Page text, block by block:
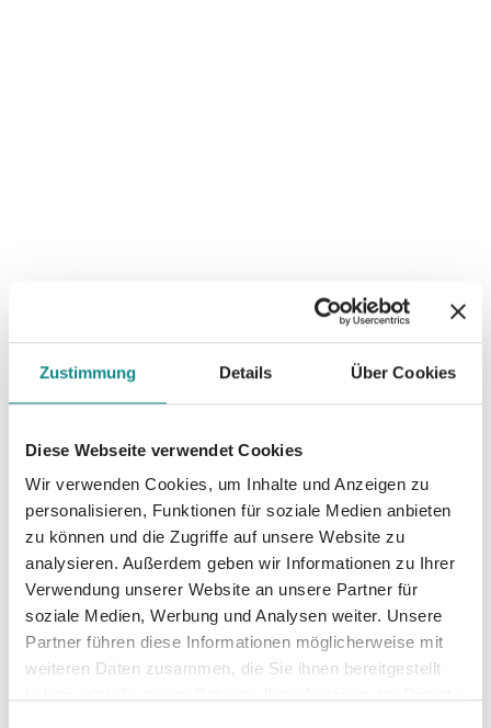
Zustimmung Details Über Cookies
Diese Webseite verwendet Cookies
Wir verwenden Cookies, um Inhalte und Anzeigen zu
personalisieren, Funktionen für soziale Medien anbieten
zu können und die Zugriffe auf unsere Website zu
analysieren. Außerdem geben wir Informationen zu Ihrer
Verwendung unserer Website an unsere Partner für
soziale Medien, Werbung und Analysen weiter. Unsere
Partner führen diese Informationen möglicherweise mit
weiteren Daten zusammen, die Sie ihnen bereitgestellt